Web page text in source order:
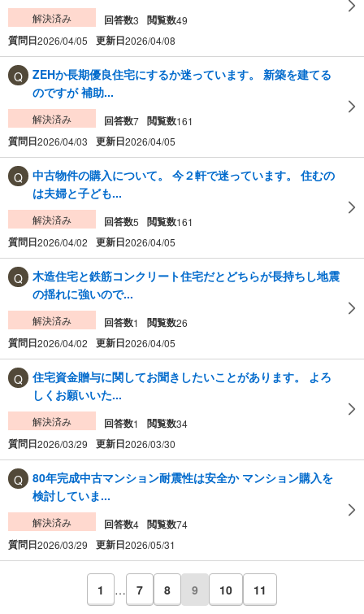
解決済み 回答数3 閲覧数49
質問日2026/04/05 更新日2026/04/08
ZEHか長期優良住宅にするか迷っています。 新築を建てる
のですが 補助...
解決済み 回答数7 閲覧数161
質問日2026/04/03 更新日2026/04/05
中古物件の購入について。 今２軒で迷っています。 住むの
は夫婦と子ども...
解決済み 回答数5 閲覧数161
質問日2026/04/02 更新日2026/04/05
木造住宅と鉄筋コンクリート住宅だとどちらが長持ちし地震
の揺れに強いので...
解決済み 回答数1 閲覧数26
質問日2026/04/02 更新日2026/04/05
住宅資金贈与に関してお聞きしたいことがあります。 よろ
しくお願いいた...
解決済み 回答数1 閲覧数34
質問日2026/03/29 更新日2026/03/30
80年完成中古マンション耐震性は安全か マンション購入を
検討していま...
解決済み 回答数4 閲覧数74
質問日2026/03/29 更新日2026/05/31
1 … 7 8 9 10 11